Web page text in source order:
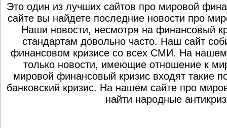
Это один из лучших сайтов про мировой
сайте вы найдете последние новости про
Наши новости, несмотря на финансовый
стандартам довольно часто. Наш сайт
финансовом кризисе со всех СМИ. На нашем
только новости, имеющие отношение к
мировой финансовый кризис входят такие
банковский кризис. На нашем сайте про
найти народные